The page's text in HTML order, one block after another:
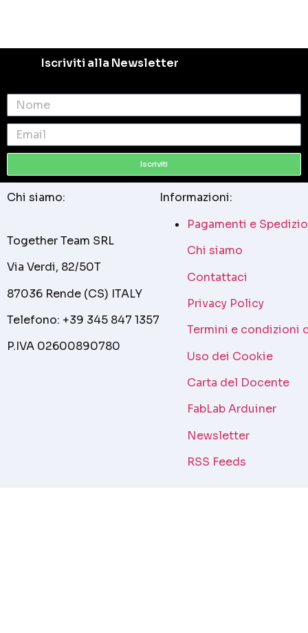
Iscriviti alla Newsletter
Iscriviti
Chi siamo:
Together Team SRL
Via Verdi, 82/50T
87036 Rende (CS) ITALY
Telefono: +39 345 847 1357
P.IVA 02600890780
Informazioni:
Pagamenti e
Chi siamo
Contattaci
Privacy Policy
Termini e condizioni
Uso dei Cookie
Carta del Docente
FabLab Arduiner
Newsletter
RSS Feeds